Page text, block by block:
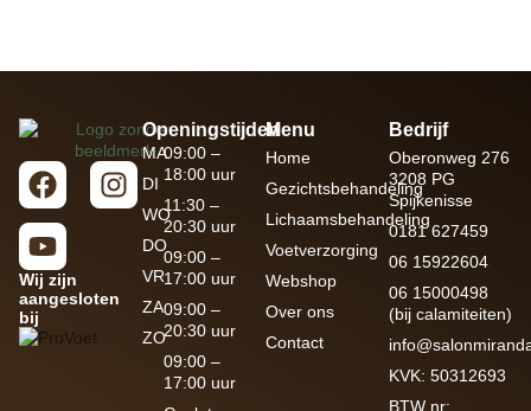
Wij zijn
aangesloten
bij
Openingstijden
MA
DI
WO
DO
VR
ZA
ZO
09:00 –
18:00 uur
11:30 –
20:30 uur
09:00 –
17:00 uur
09:00 –
20:30 uur
09:00 –
17:00 uur
Menu
Home
Gezichtsbehandeling
Lichaamsbehandeling
Voetverzorging
Webshop
Over ons
Contact
Bedrijf
Oberonweg 276
3208 PG
Spijkenisse
0181 627459
06 15922604
06 15000498
(bij calamiteiten)
KVK: 50312693
BTW nr: